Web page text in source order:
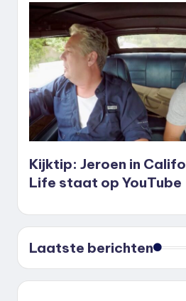
Kijktip: Jeroen in
Life staat op YouTube
Laatste berichten